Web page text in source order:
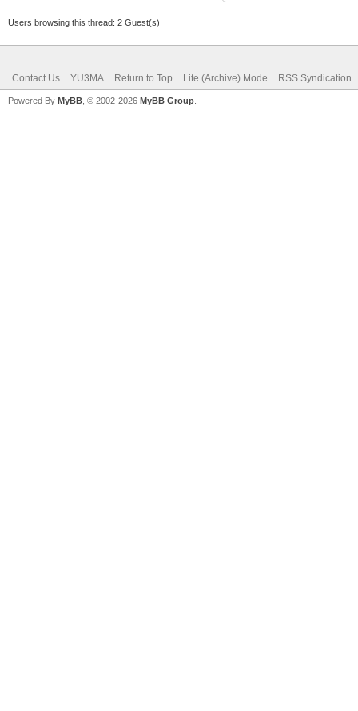
Users browsing this thread: 2 Guest(s)
Contact Us YU3MA Return to Top Lite (Archive) Mode RSS Syndication
Powered By MyBB , © 2002-2026 MyBB Group